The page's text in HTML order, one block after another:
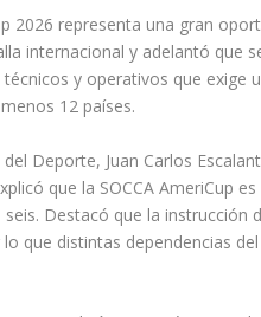
2026 representa una gran
internacional y adelantó que
y operativos que exige
12 países.
Deporte, Juan Carlos
que la SOCCA AmeriCup
Destacó que la instrucción
que distintas dependencias